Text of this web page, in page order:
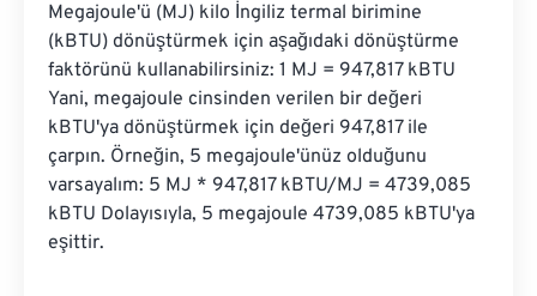
Megajoule'ü (MJ) kilo İngiliz termal birimine
(kBTU) dönüştürmek için aşağıdaki dönüştürme
faktörünü kullanabilirsiniz: 1 MJ = 947,817 kBTU
Yani, megajoule cinsinden verilen bir değeri
kBTU'ya dönüştürmek için değeri 947,817 ile
çarpın. Örneğin, 5 megajoule'ünüz olduğunu
varsayalım: 5 MJ * 947,817 kBTU/MJ = 4739,085
kBTU Dolayısıyla, 5 megajoule 4739,085 kBTU'ya
eşittir.